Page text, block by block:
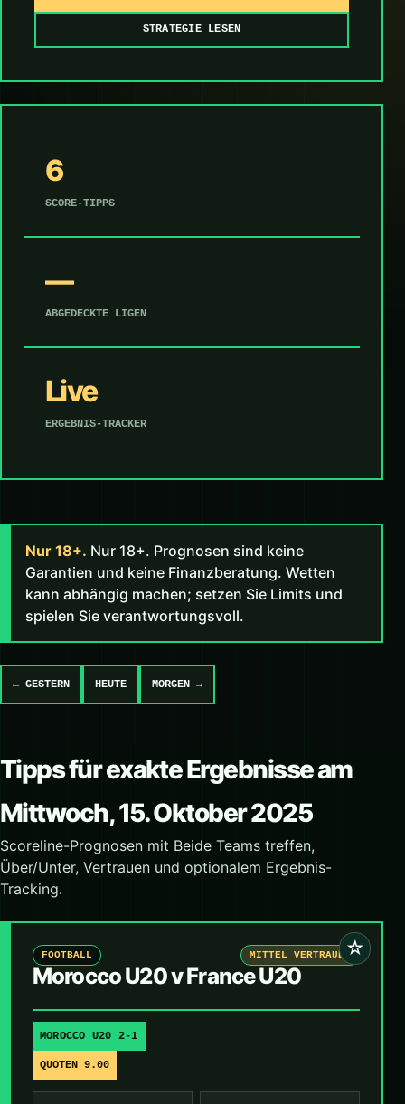
STRATEGIE LESEN
6
SCORE-TIPPS
—
ABGEDECKTE LIGEN
Live
ERGEBNIS-TRACKER
Nur 18+. Nur 18+. Prognosen sind keine
Garantien und keine Finanzberatung. Wetten
kann abhängig machen; setzen Sie Limits und
spielen Sie verantwortungsvoll.
← GESTERN HEUTE MORGEN →
Tipps für exakte Ergebnisse am
Mittwoch, 15. Oktober 2025
Scoreline-Prognosen mit Beide Teams treffen,
Über/Unter, Vertrauen und optionalem Ergebnis-
Tracking.
☆
FOOTBALL MITTEL VERTRAUEN
Morocco U20 v France U20
MOROCCO U20 2-1
QUOTEN 9.00